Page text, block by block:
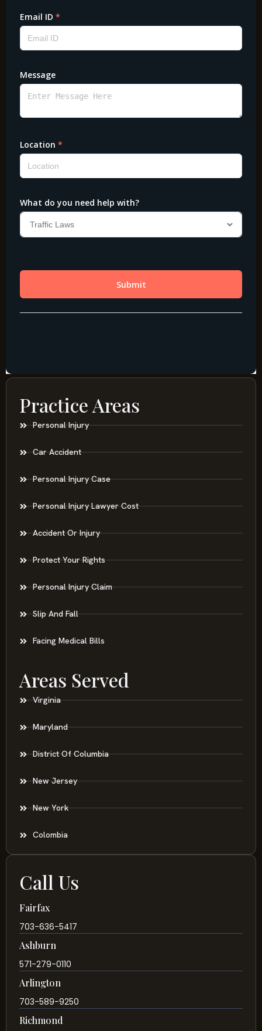
Practice Areas
Personal Injury
Car Accident
Personal Injury Case
Personal Injury Lawyer Cost
Accident Or Injury
Protect Your Rights
Personal Injury Claim
Slip And Fall
Facing Medical Bills
Areas Served
Virginia
Maryland
District Of Columbia
New Jersey
New York
Colombia
Call Us
Fairfax
703-636-5417
Ashburn
571-279-0110
Arlington
703-589-9250
Richmond